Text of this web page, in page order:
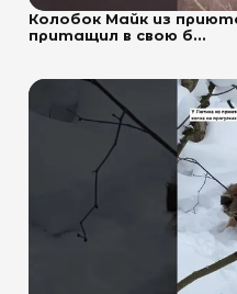
Колобок Майк из
притащил в свою б...